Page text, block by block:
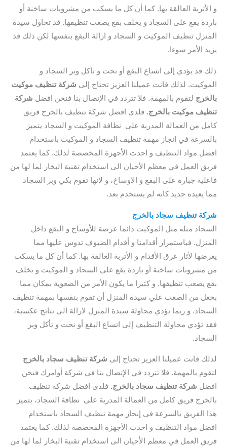
و الأتربة العالقة بها. كما أن كل ما يسكب من مشروبات ساخنة أو
باردة يقع على السجاد و يخلف بقع يصعب تنظيفها. قد تحاول سيدة
المنزل تنظيف الموكيت و السجاد و ازالة البقع بنفسها لكن ذلك قد
يزيد الأمر سوءا.
ذلك قد يؤدي إلى اتساع البقع أو نحت و تأكل وبر السجاد و
الموكيت. لذلك فانت عميلنا العزيز تحتاج إلى شركة تنظيف موكيت
بالخرج لتقوم بالمهمة. فلا تتردد في الإتصال بنا فنحن افضل شركة
تنظيف موكيت بالخرج. فلدى افضل شركة تنظيف بالخرج فريق
كامل من العمالة المدربة على نظافة الموكيت و السجاد يتميز
بالسرعة في إنجاز مهمة تنظيف السجاد و الموكيت باستخدام
افضل مواد التنظيف و احدث الأجهزة المخصصة لذلك. كما يعتمد
فريق العمل في معظم الأحيان الى استخدام تقنية البخار لما لها من
فاعلية جبارة على البقع و الاوساخ، و لانها تقوم بكي وبر السجاد
مما يعيده جديد كانه لم يستخدم بعد.
شركة تنظيف سجاد بالخرج
السجاد مثله مثل الموكيت دائما عرضة للأوساخ و البقع داخل
المنزل. فباستمرار أقدامنا و أقدام الضيوف تدوس عليها مما
يعرضها لأثار عرق الأقدام و الأتربة العالقة بها. كما أن كل ما يسكب
من مشروبات ساخنة أو باردة يقع على السجاد و الموكيت و يخلف
بقع يصعب تنظيفها. و كثيرا ما يكون الأمر من الصعوية بمكان مما
بجعل من الصعب علي سيدة المنزل أن تقوم بنفسها بمهمة تنظيف
السجاد. و ربما تؤدي محاولة سيدة المنزل لازالة الى نتائج عكسية،
فقد تؤدي محاولة التنظيف إلى اتساع البقع أو نحت و تأكل وبر
السجاد.
لذلك فانت عميلنا العزيز تحتاج إلى شركة تنظيف سجاد بالخرج
لتقوم بالمهمة. فلا تتردد في الإتصال بنا في شركة أوامرك فنحن
افضل شركة تنظيف سجاد بالخرج. فلدى افضل شركة تنظيف
بالخرج فريق كامل من العمالة المدربة على نظافة السجاد، يتميز
هذا الفريق بالسرعة في إنجاز مهمة تنظيف السجاد باستخدام
افضل مواد التنظيف و احدث الأجهزة المخصصة لذلك. كما يعتمد
فريق العمل في معظم الأحيان الى استخدام تقنية البخار لما لها من